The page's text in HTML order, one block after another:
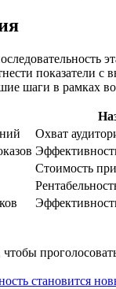
показатели
шаги в рамках
Охват
Стоимость
чтобы
становится